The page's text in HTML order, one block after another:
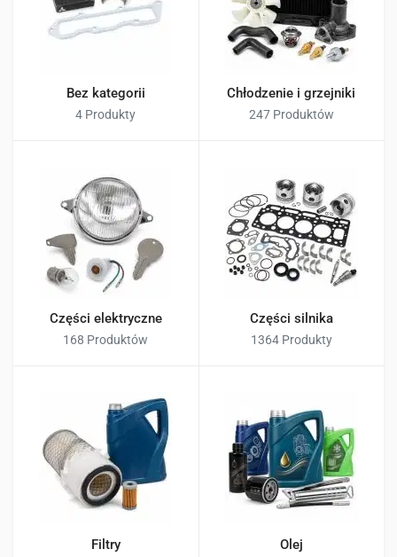
Bez kategorii
4 Produkty
Chłodzenie i grzejniki
247 Produktów
Części elektryczne
168 Produktów
Części silnika
1364 Produkty
Filtry Olej